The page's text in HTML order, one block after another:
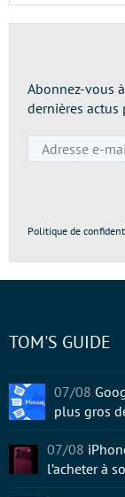
Abonnez-vous
dernières actus
Politique de
TOM'S GUIDE
07/08
plus gros
07/08
l’acheter à